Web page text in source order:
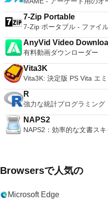
7-Zip Portable
7-Zip ポータブル - ファイ
AnyVid Video
有料動画ダウンローダー
Vita3K
Vita3K: 決定版 PS Vita エ
R
強力な統計プログラミング
NAPS2
NAPS2：効率的な文書ス
Browsersで人気の
Microsoft Edge